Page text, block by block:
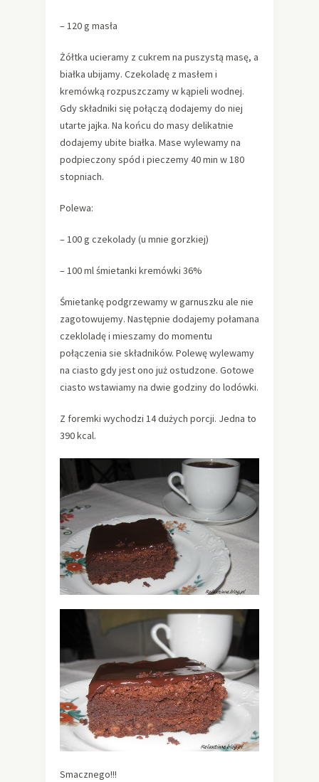
– 120 g masła
Żółtka ucieramy z cukrem na puszystą masę, a
białka ubijamy. Czekoladę z masłem i
kremówką rozpuszczamy w kąpieli wodnej.
Gdy składniki się połączą dodajemy do niej
utarte jajka. Na końcu do masy delikatnie
dodajemy ubite białka. Mase wylewamy na
podpieczony spód i pieczemy 40 min w 180
stopniach.
Polewa:
– 100 g czekolady (u mnie gorzkiej)
– 100 ml śmietanki kremówki 36%
Śmietankę podgrzewamy w garnuszku ale nie
zagotowujemy. Następnie dodajemy połamana
czekloladę i mieszamy do momentu
połączenia sie składników. Polewę wylewamy
na ciasto gdy jest ono już ostudzone. Gotowe
ciasto wstawiamy na dwie godziny do lodówki.
Z foremki wychodzi 14 dużych porcji. Jedna to
390 kcal.
Smacznego!!!